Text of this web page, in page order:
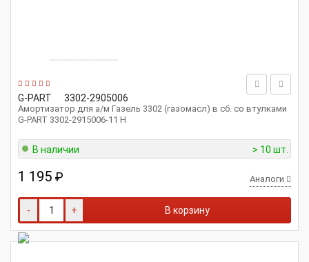
G-PART 3302-2905006
Амортизатор для а/м Газель 3302 (газомасл) в сб. со втулками
G-PART 3302-2915006-11 Н
В наличии > 10 шт.
1 195 ₽ Аналоги
- + В корзину